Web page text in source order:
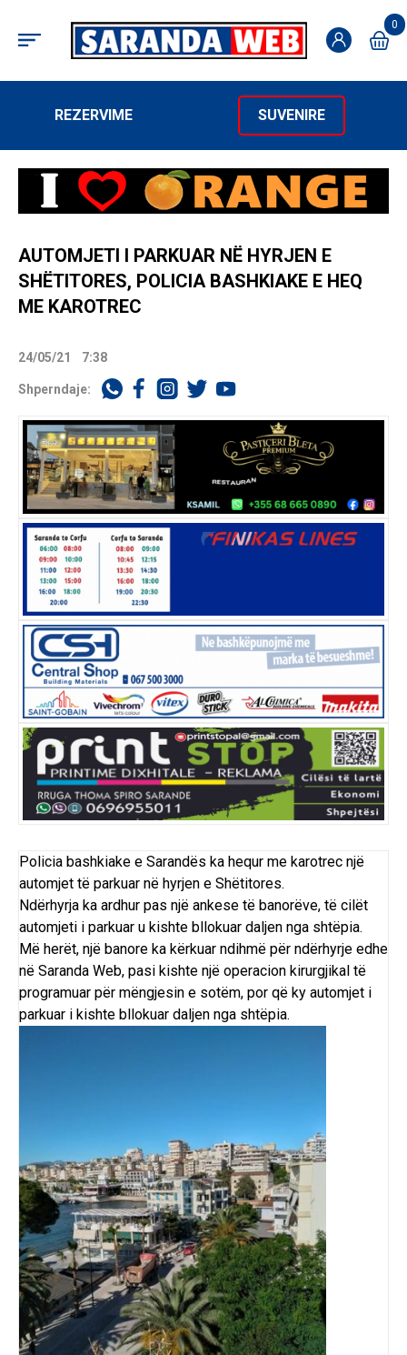
0
REZERVIME SUVENIRE
AUTOMJETI I PARKUAR NË HYRJEN E
SHËTITORES, POLICIA BASHKIAKE E HEQ
ME KAROTREC
24/05/21 7:38
Shperndaje:
Policia bashkiake e Sarandës ka hequr me karotrec një
automjet të parkuar në hyrjen e Shëtitores.
Ndërhyrja ka ardhur pas një ankese të banorëve, të cilët
automjeti i parkuar u kishte bllokuar daljen nga shtëpia.
Më herët, një banore ka kërkuar ndihmë për ndërhyrje edhe
në Saranda Web, pasi kishte një operacion kirurgjikal të
programuar për mëngjesin e sotëm, por që ky automjet i
parkuar i kishte bllokuar daljen nga shtëpia.